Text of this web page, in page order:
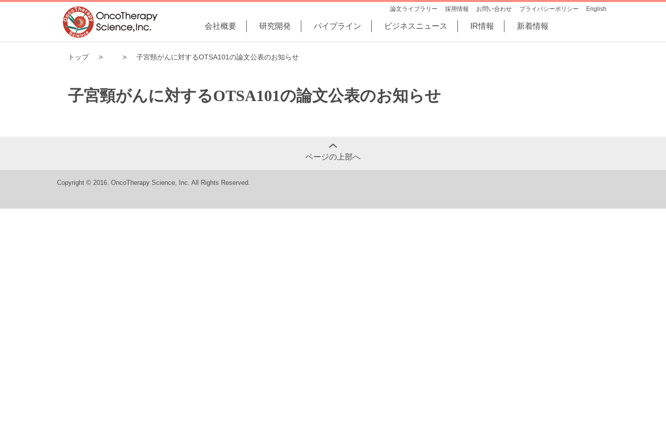
論文ライブラリー 採用情報 お問い合わせ プライバシーポリシー English
会社概要 研究開発 パイプライン ビジネスニュース IR情報 新着情報
トップ 子宮頸がんに対するOTSA101の論文公表のお知らせ
子宮頸がんに対するOTSA101の論文公表のお知らせ
ページの上部へ
Copyright © 2016. OncoTherapy Science, Inc. All Rights Reserved.